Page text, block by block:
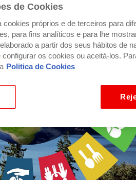
de Cookies
cookies próprios e de terceiros para
para fins analíticos e para lhe
a partir dos seus hábitos de
configurar os cookies ou aceitá-los.
Politica de Cookies